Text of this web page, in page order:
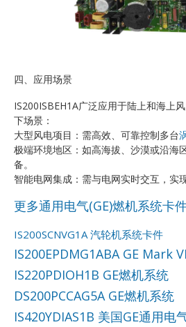
四、应用场景
IS200ISBEH1A广泛应用于陆上和海上
下场景：
大型风电项目：需高效、可靠控制多台
极端环境地区：如高海拔、沙漠或沿海
备。
智能电网集成：需与电网实时交互，实
更多通用电气(GE)燃机系统卡
IS200SCNVG1A 汽轮机系统卡件
IS200EPDMG1ABA GE Mark
IS220PDIOH1B GE燃机系统
DS200PCCAG5A GE燃机系统
IS420YDIAS1B 美国GE通用电